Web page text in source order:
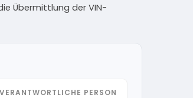
Übermittlung der VIN-
PERSON